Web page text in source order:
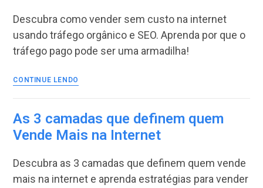
Vender
Internet
Descubra como vender sem custo na internet
usando tráfego orgânico e SEO. Aprenda por que o
tráfego pago pode ser uma armadilha!
CONTINUE LENDO
Pago
uma
armadilha?
Como
sem
Custo
As 3 camadas que definem quem
Vende Mais na Internet
Descubra as 3 camadas que definem quem vende
mais na internet e aprenda estratégias para vender